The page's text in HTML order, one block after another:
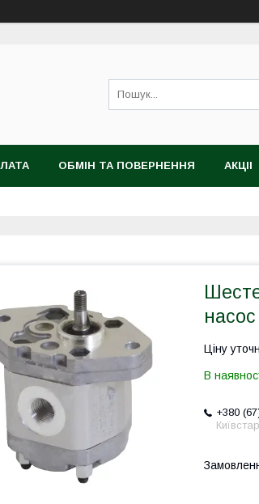
ОБМІН ТА ПОВЕРНЕННЯ АКЦІІ
Ціну
В
+380
Київстар